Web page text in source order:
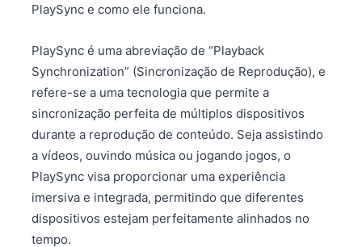
PlaySync e como ele funciona.
PlaySync é uma abreviação de “Playback
Synchronization” (Sincronização de Reprodução), e
refere-se a uma tecnologia que permite a
sincronização perfeita de múltiplos dispositivos
durante a reprodução de conteúdo. Seja assistindo
a vídeos, ouvindo música ou jogando jogos, o
PlaySync visa proporcionar uma experiência
imersiva e integrada, permitindo que diferentes
dispositivos estejam perfeitamente alinhados no
tempo.